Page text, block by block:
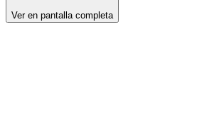
Ver en pantalla completa